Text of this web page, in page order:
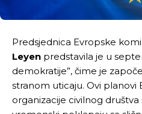
Predsjednica Evropske
Leyen predstavila je u
demokratije”, čime je
stranom uticaju. Ovi planovi
organizacije civilnog društva